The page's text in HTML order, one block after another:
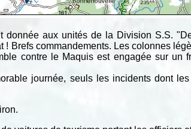
aux unités de la Division S.S.
Brefs commandements. Les colonnes
contre le Maquis est engagée sur un
journée, seuls les incidents dont